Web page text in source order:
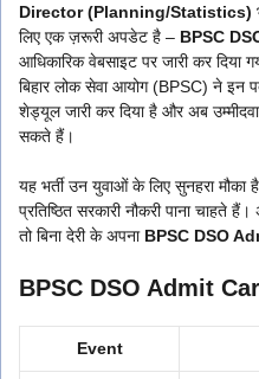
Director (Planning/Statistics)
लिए एक ज़रूरी अपडेट है – BPSC
आधिकारिक वेबसाइट पर जारी कर दिया
बिहार लोक सेवा आयोग (BPSC) ने इन
शेड्यूल जारी कर दिया है और अब
सकते हैं।
यह भर्ती उन युवाओं के लिए सुनहरा मौका
प्रतिष्ठित सरकारी नौकरी पाना चाहते
तो बिना देरी के अपना BPSC DSO
BPSC DSO Admit
Event